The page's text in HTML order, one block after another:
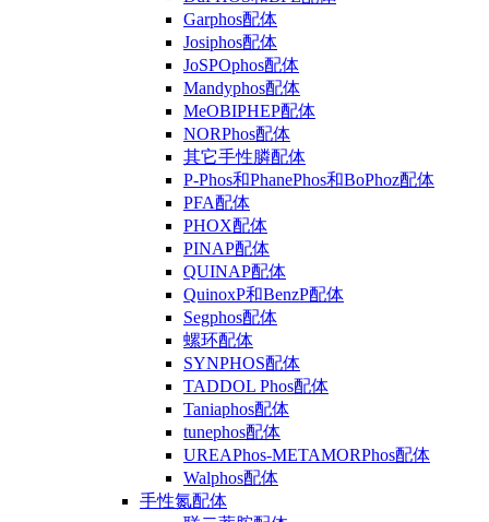
Garphos配体
Josiphos配体
JoSPOphos配体
Mandyphos配体
MeOBIPHEP配体
NORPhos配体
其它手性膦配体
P-Phos和PhanePhos和BoPhoz配体
PFA配体
PHOX配体
PINAP配体
QUINAP配体
QuinoxP和BenzP配体
Segphos配体
螺环配体
SYNPHOS配体
TADDOL Phos配体
Taniaphos配体
tunephos配体
UREAPhos-METAMORPhos配体
Walphos配体
手性氮配体